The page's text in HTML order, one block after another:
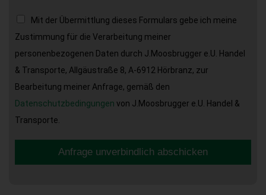
Mit der Übermittlung dieses Formulars gebe ich meine
Zustimmung für die Verarbeitung meiner
personenbezogenen Daten durch J.Moosbrugger e.U. Handel
& Transporte, Allgäustraße 8, A-6912 Hörbranz, zur
Bearbeitung meiner Anfrage, gemäß den
Datenschutzbedingungen von J.Moosbrugger e.U. Handel &
Transporte.
Anfrage unverbindlich abschicken